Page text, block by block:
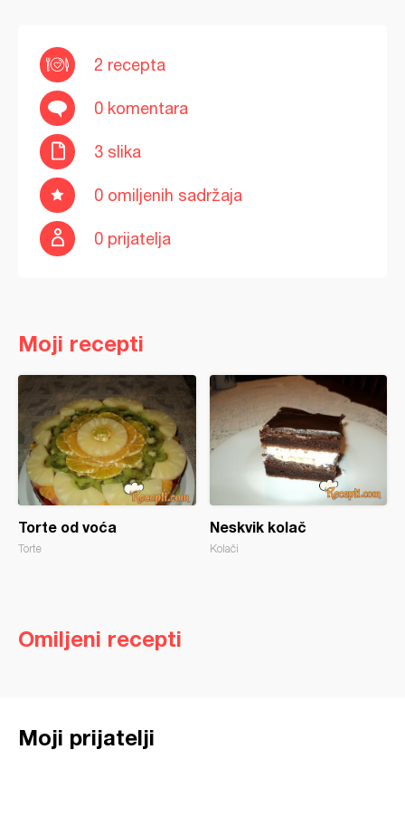
2 recepta
0 komentara
3 slika
0 omiljenih sadržaja
0 prijatelja
Moji recepti
Torte od voća
Torte
Neskvik kolač
Kolači
Omiljeni recepti
Moji prijatelji